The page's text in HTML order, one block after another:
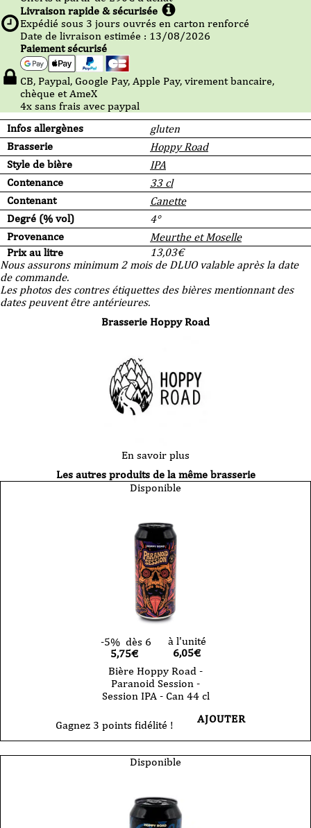
Infos allergènes
gluten
Brasserie
Hoppy Road
Style de bière
IPA
Contenance
33 cl
Contenant
Canette
Degré (% vol)
4°
Provenance
Meurthe et Moselle
Prix au litre
13,03€
Nous assurons minimum 2 mois de DLUO valable après la date
de commande.
Les photos des contres étiquettes des bières mentionnant des
dates peuvent être antérieures.
Livraison rapide & sécurisée
Expédié sous 3 jours ouvrés en carton renforcé
Date de livraison estimée : 13/08/2026
Paiement sécurisé
CB, Paypal, Google Pay, Apple Pay, virement bancaire,
chèque et AmeX
4x sans frais avec paypal
Brasserie Hoppy Road
En savoir plus
Les autres produits de la même brasserie
Disponible
-5% dès 6
5,75€
à l'unité
6,05€
Bière Hoppy Road -
Paranoid Session -
Session IPA - Can 44 cl
Gagnez 3 points fidélité ! AJOUTER
Disponible